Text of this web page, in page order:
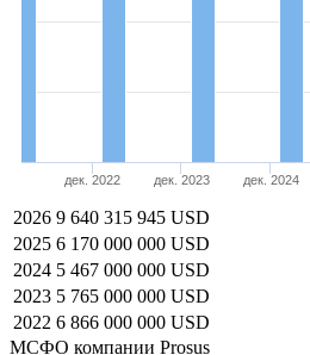
дек. 2022 дек. 2023 дек. 2024
2026 9 640 315 945 USD
2025 6 170 000 000 USD
2024 5 467 000 000 USD
2023 5 765 000 000 USD
2022 6 866 000 000 USD
МСФО компании Prosus